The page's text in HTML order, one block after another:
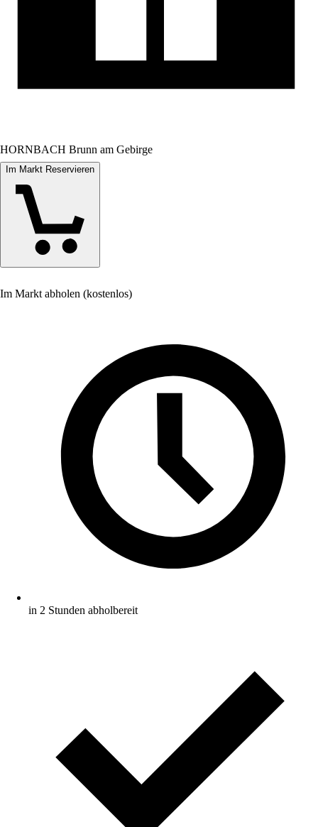
HORNBACH Brunn am Gebirge
Im Markt Reservieren
Im Markt abholen (kostenlos)
in 2 Stunden abholbereit